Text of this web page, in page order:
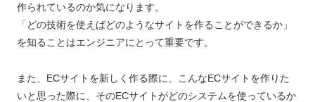
作られているのか気になります。
「どの技術を使えばどのようなサイトを作ることができるか」
を知ることはエンジニアにとって重要です。
また、ECサイトを新しく作る際に、こんなECサイトを作りた
いと思った際に、そのECサイトがどのシステムを使っているか